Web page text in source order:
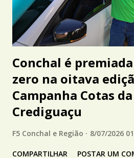
Conchal é
zero na oitava
Campanha Cotas
Crediguaçu
F5 Conchal e Região 8/07/2026
COMPARTILHAR POSTAR UM